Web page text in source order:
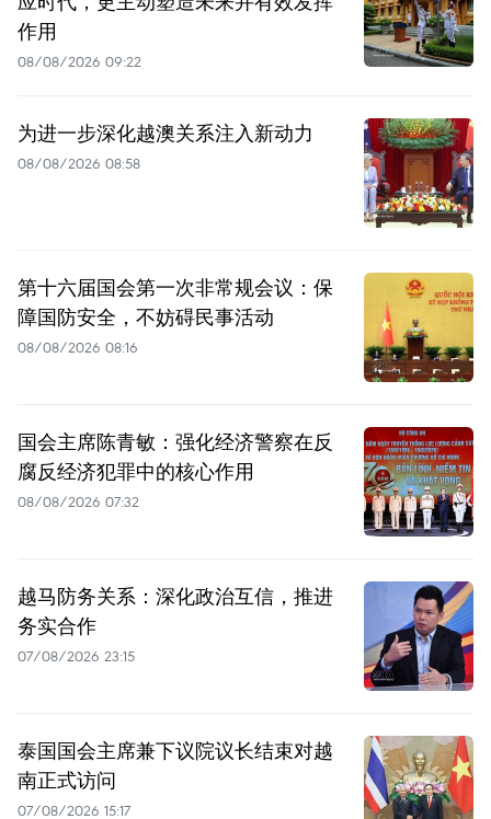
作用
08/08/2026 09:22
为进一步深化越澳关系注入新动力
08/08/2026 08:58
第十六届国会第一次非常规会议：保
障国防安全，不妨碍民事活动
08/08/2026 08:16
国会主席陈青敏：强化经济警察在反
腐反经济犯罪中的核心作用
08/08/2026 07:32
越马防务关系：深化政治互信，推进
务实合作
07/08/2026 23:15
泰国国会主席兼下议院议长结束对越
南正式访问
07/08/2026 15:17